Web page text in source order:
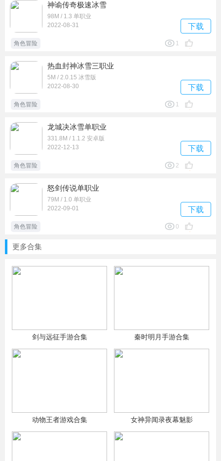
神谕传奇极速冰雪
98M / 1.3 单职业
2022-08-31
下载
角色冒险 1
热血封神冰雪三职业
5M / 2.0.15 冰雪版
2022-08-30
下载
角色冒险 1
龙城决冰雪单职业
331.8M / 1.1.2 安卓版
2022-12-13
下载
角色冒险 2
怒剑传说单职业
79M / 1.0 单职业
2022-09-01
下载
角色冒险 0
更多合集
剑与远征手游合集 秦时明月手游合集
动物王者游戏合集 女神异闻录夜幕魅影